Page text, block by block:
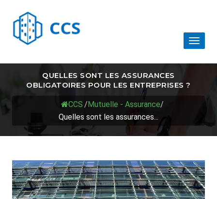
Toggle
QUELLES SONT LES ASSURANCES
OBLIGATOIRES POUR LES ENTREPRISES ?
CCS /Mutuelle - Assurance/
Quelles sont les assurances...